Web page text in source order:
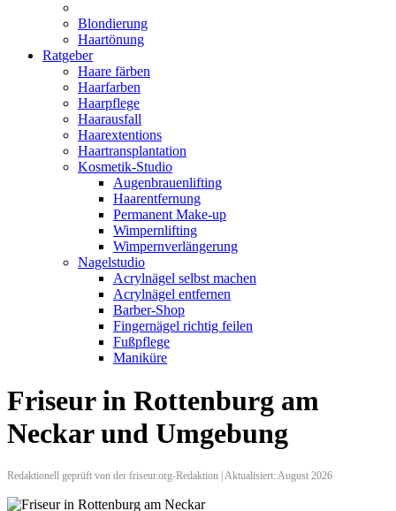
Blondierung
Haartönung
Ratgeber
Haare färben
Haarfarben
Haarpflege
Haarausfall
Haarextentions
Haartransplantation
Kosmetik-Studio
Augenbrauenlifting
Haarentfernung
Permanent Make-up
Wimpernlifting
Wimpernverlängerung
Nagelstudio
Acrylnägel selbst machen
Acrylnägel entfernen
Barber-Shop
Fingernägel richtig feilen
Fußpflege
Maniküre
Friseur in Rottenburg am
Neckar und Umgebung
Redaktionell geprüft von der friseur.org-Redaktion | Aktualisiert: August 2026